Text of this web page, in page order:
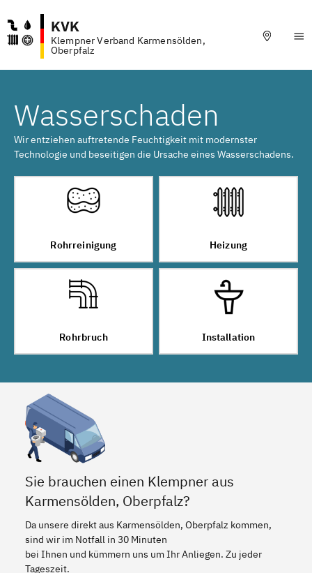
KVK
Klempner Verband Karmensölden,
Oberpfalz
Wasserschaden
Wir entziehen auftretende Feuchtigkeit mit modernster
Technologie und beseitigen die Ursache eines Wasserschadens.
Rohrreinigung Heizung
Rohrbruch Installation
Sie brauchen einen Klempner aus
Karmensölden, Oberpfalz?
Da unsere direkt aus Karmensölden, Oberpfalz kommen,
sind wir im Notfall in 30 Minuten
bei Ihnen und kümmern uns um Ihr Anliegen. Zu jeder
Tageszeit.